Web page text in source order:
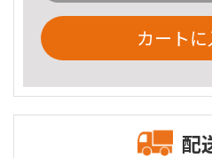
カート
配